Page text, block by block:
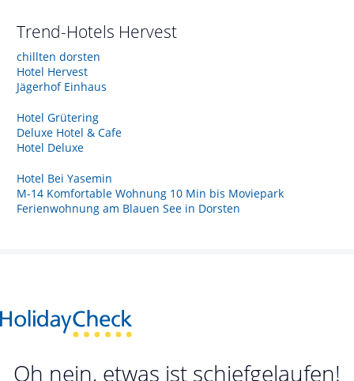
Trend-Hotels Hervest
chillten dorsten
Hotel Hervest
Jägerhof Einhaus
Hotel Grütering
Deluxe Hotel & Cafe
Hotel Deluxe
Hotel Bei Yasemin
M-14 Komfortable Wohnung 10 Min bis Moviepark
Ferienwohnung am Blauen See in Dorsten
Oh nein, etwas ist schiefgelaufen!